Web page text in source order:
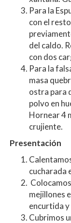
Para la
con el
del caldo.
con dos
Para la
masa
ostra para
polvo en
Hornear 4
crujiente.
Presentación
cucharada
mejillones
encurtida
Cubrimos